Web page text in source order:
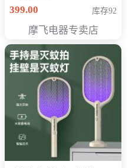
员专享价268元
399.00 库存92
摩飞电器专卖店